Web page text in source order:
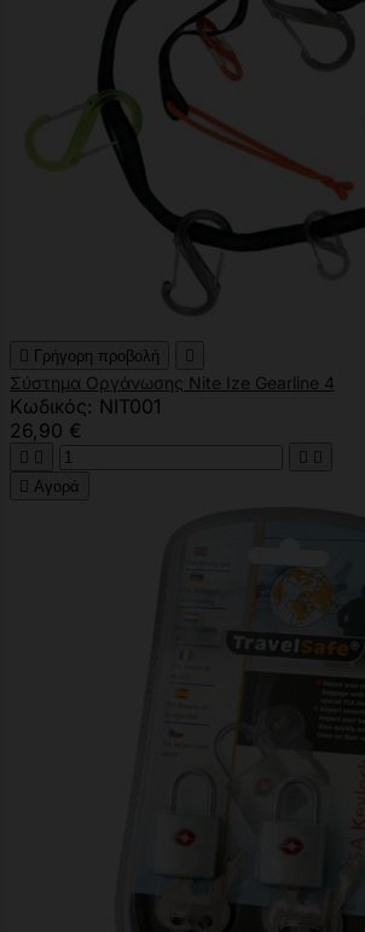
 Γρήγορη προβολή 
Σύστημα Οργάνωσης Nite Ize Gearline 4
Κωδικός: NIT001
26,90 €
   
 Αγορά